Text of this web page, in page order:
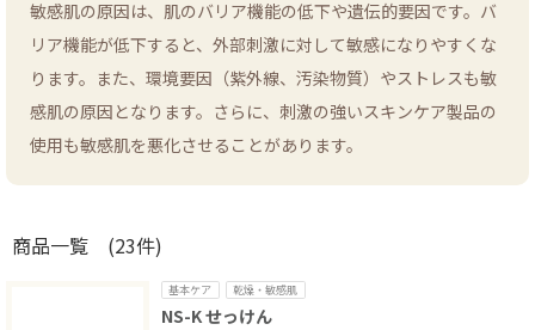
敏感肌の原因は、肌のバリア機能の低下や遺伝的要因です。バ
リア機能が低下すると、外部刺激に対して敏感になりやすくな
ります。また、環境要因（紫外線、汚染物質）やストレスも敏
感肌の原因となります。さらに、刺激の強いスキンケア製品の
使用も敏感肌を悪化させることがあります。
商品一覧 (23件)
基本ケア 乾燥・敏感肌
NS-K せっけん